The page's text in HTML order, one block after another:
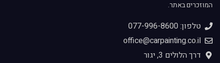
המוזכרים באתר.
טלפון: 077-996-8600
office@carpainting.co.il
דרך הלולים 3, יגור